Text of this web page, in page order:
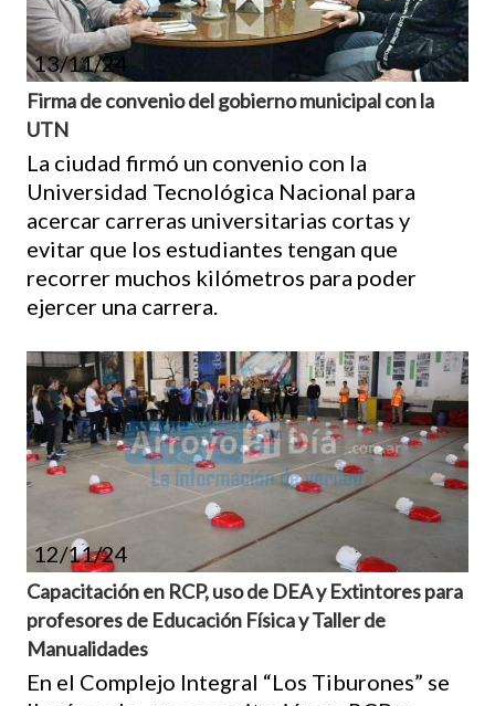
13/11/24
Firma de convenio del gobierno municipal con la
UTN
La ciudad firmó un convenio con la
Universidad Tecnológica Nacional para
acercar carreras universitarias cortas y
evitar que los estudiantes tengan que
recorrer muchos kilómetros para poder
ejercer una carrera.
12/11/24
Capacitación en RCP, uso de DEA y Extintores para
profesores de Educación Física y Taller de
Manualidades
En el Complejo Integral “Los Tiburones” se